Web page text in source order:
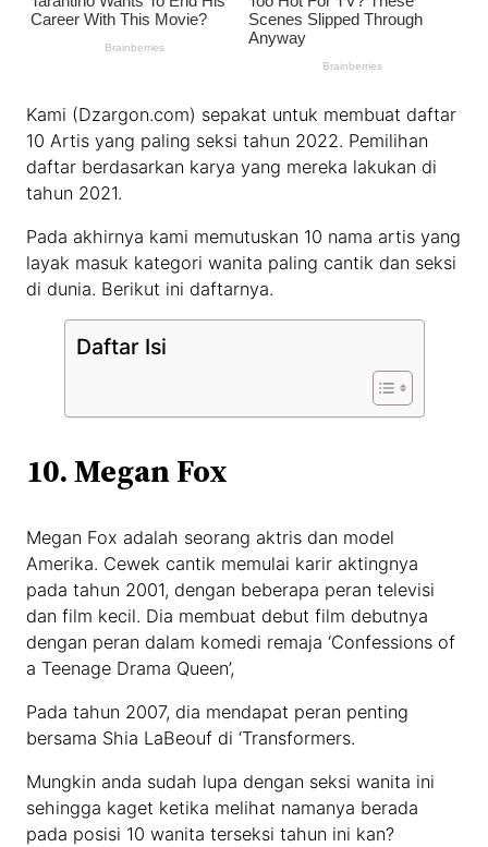
Kami (Dzargon.com) sepakat untuk membuat daftar
10 Artis yang paling seksi tahun 2022. Pemilihan
daftar berdasarkan karya yang mereka lakukan di
tahun 2021.
Pada akhirnya kami memutuskan 10 nama artis yang
layak masuk kategori wanita paling cantik dan seksi
di dunia. Berikut ini daftarnya.
Daftar Isi
10. Megan Fox
Megan Fox adalah seorang aktris dan model
Amerika. Cewek cantik memulai karir aktingnya
pada tahun 2001, dengan beberapa peran televisi
dan film kecil. Dia membuat debut film debutnya
dengan peran dalam komedi remaja ‘Confessions of
a Teenage Drama Queen’,
Pada tahun 2007, dia mendapat peran penting
bersama Shia LaBeouf di ‘Transformers.
Mungkin anda sudah lupa dengan seksi wanita ini
sehingga kaget ketika melihat namanya berada
pada posisi 10 wanita terseksi tahun ini kan?